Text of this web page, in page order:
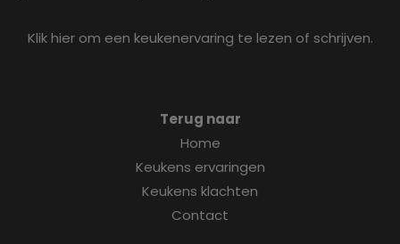
Klik hier om een keukenervaring te lezen of schrijven.
Terug naar
Home
Keukens ervaringen
Keukens klachten
Contact